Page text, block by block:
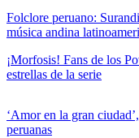
Folclore peruano:
música andina
¡Morfosis! Fans de los
estrellas de la serie
‘Amor en la gran
peruanas